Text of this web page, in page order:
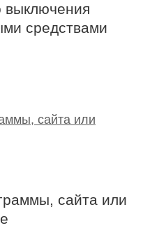
выключения
средствами
сайта или